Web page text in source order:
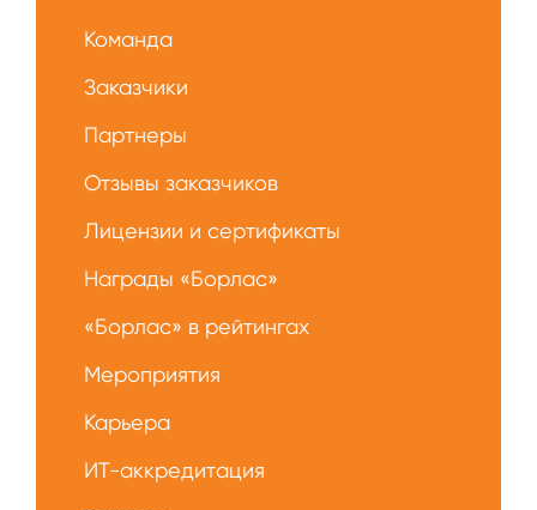
Команда
Заказчики
Партнеры
Отзывы заказчиков
Лицензии и сертификаты
Награды «Борлас»
«Борлас» в рейтингах
Мероприятия
Карьера
ИТ-аккредитация